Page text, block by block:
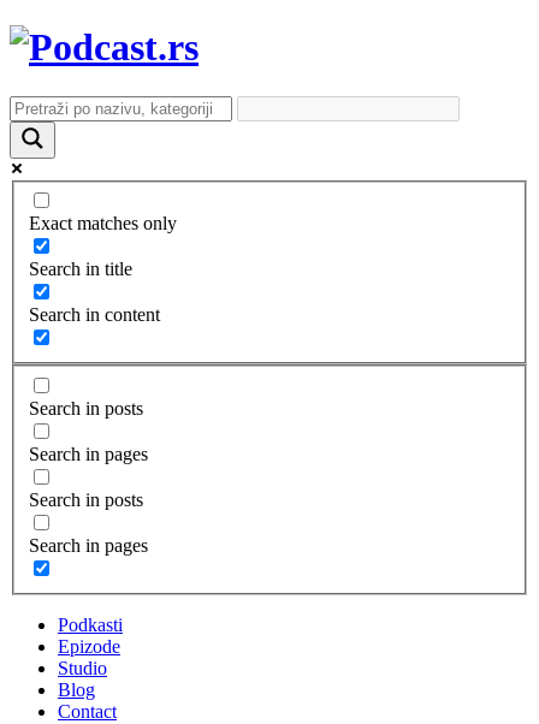
Exact matches only
Search in title
Search in content
Search in posts
Search in pages
Search in posts
Search in pages
Podkasti
Epizode
Studio
Blog
Contact